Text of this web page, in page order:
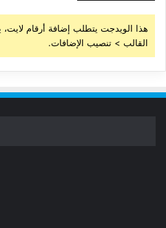
هذا الويدجت يتطلب إضافة أرقام لايت،
القالب > تنصيب الإضافات.